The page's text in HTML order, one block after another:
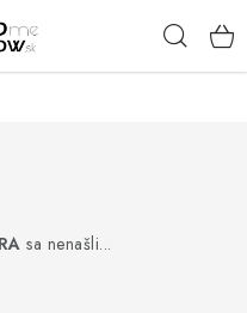
sa nenašli...